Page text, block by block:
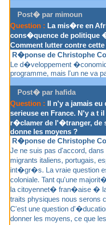
Post� par mimoun
Question : La mis�re en
cons�quence de politique
Comment lutter contre
R�ponse de Christophe
Le d�veloppement
programme, mais l'un ne va
Post� par hafida
Question : Il n'y a jamais
serieuse en France. N'y a t
r�clamer de l'�tranger, de
donne les moyens ?
R�ponse de Christophe
Je ne suis pas d'accord,
migrants italiens, portugais,
int�gr�s. La vraie question
coloniale. Tant qu'une
la citoyennet� fran�aise � la
traits physiques nous
C'est une question
donner les moyens, ce que